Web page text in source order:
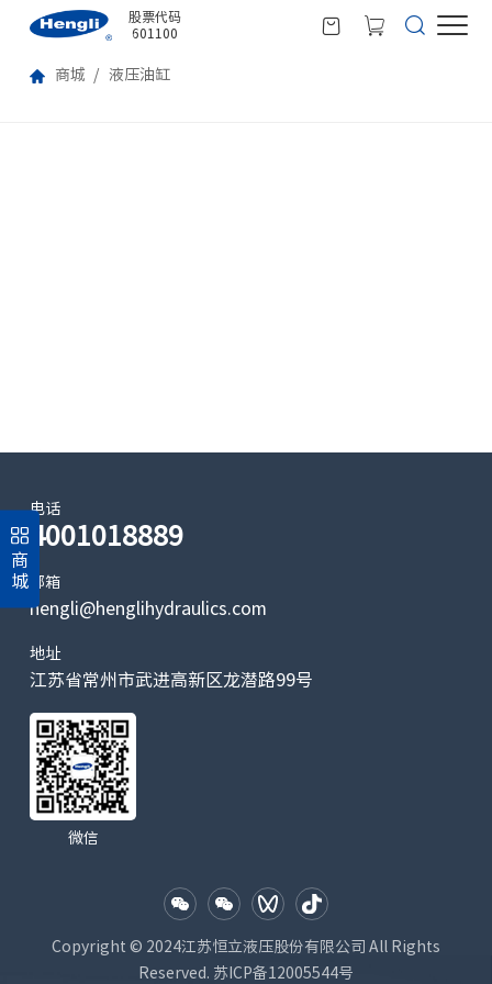
股票代码
601100
商城 液压油缸
商
城
电话
4001018889
邮箱
hengli@henglihydraulics.com
地址
江苏省常州市武进高新区龙潜路99号
微信
Copyright © 2024江苏恒立液压股份有限公司 All Rights
Reserved. 苏ICP备12005544号